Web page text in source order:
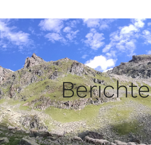
Berichte